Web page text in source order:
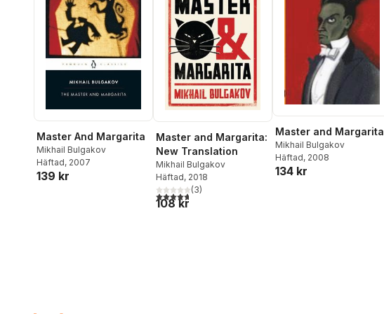
Master And Margarita
Mikhail Bulgakov
Häftad, 2007
139 kr
Master and Margarita:
New Translation
Mikhail Bulgakov
Häftad, 2018
4,7utav 5 stjärnor. Totalt antal röster:
(3)
108 kr
Master and Margarita
Mikhail Bulgakov
Häftad, 2008
134 kr